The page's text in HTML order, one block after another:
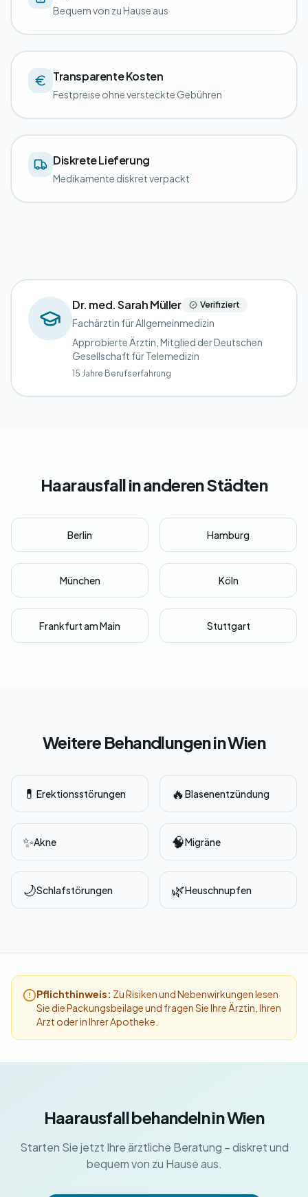
Bequem von zu Hause aus
Transparente Kosten
Festpreise ohne versteckte Gebühren
Diskrete Lieferung
Medikamente diskret verpackt
Dr. med. Sarah Müller Verifiziert
Fachärztin für Allgemeinmedizin
Approbierte Ärztin, Mitglied der Deutschen
Gesellschaft für Telemedizin
15 Jahre Berufserfahrung
Haarausfall in anderen Städten
Berlin Hamburg
München Köln
Frankfurt am Main Stuttgart
Weitere Behandlungen in Wien
💊 Erektionsstörungen 🔥Blasenentzündung
✨Akne 🧠Migräne
🌙Schlafstörungen 🌿Heuschnupfen
Pflichthinweis: Zu Risiken und Nebenwirkungen lesen
Sie die Packungsbeilage und fragen Sie Ihre Ärztin, Ihren
Arzt oder in Ihrer Apotheke.
Haarausfall behandeln in Wien
Starten Sie jetzt Ihre ärztliche Beratung – diskret und
bequem von zu Hause aus.